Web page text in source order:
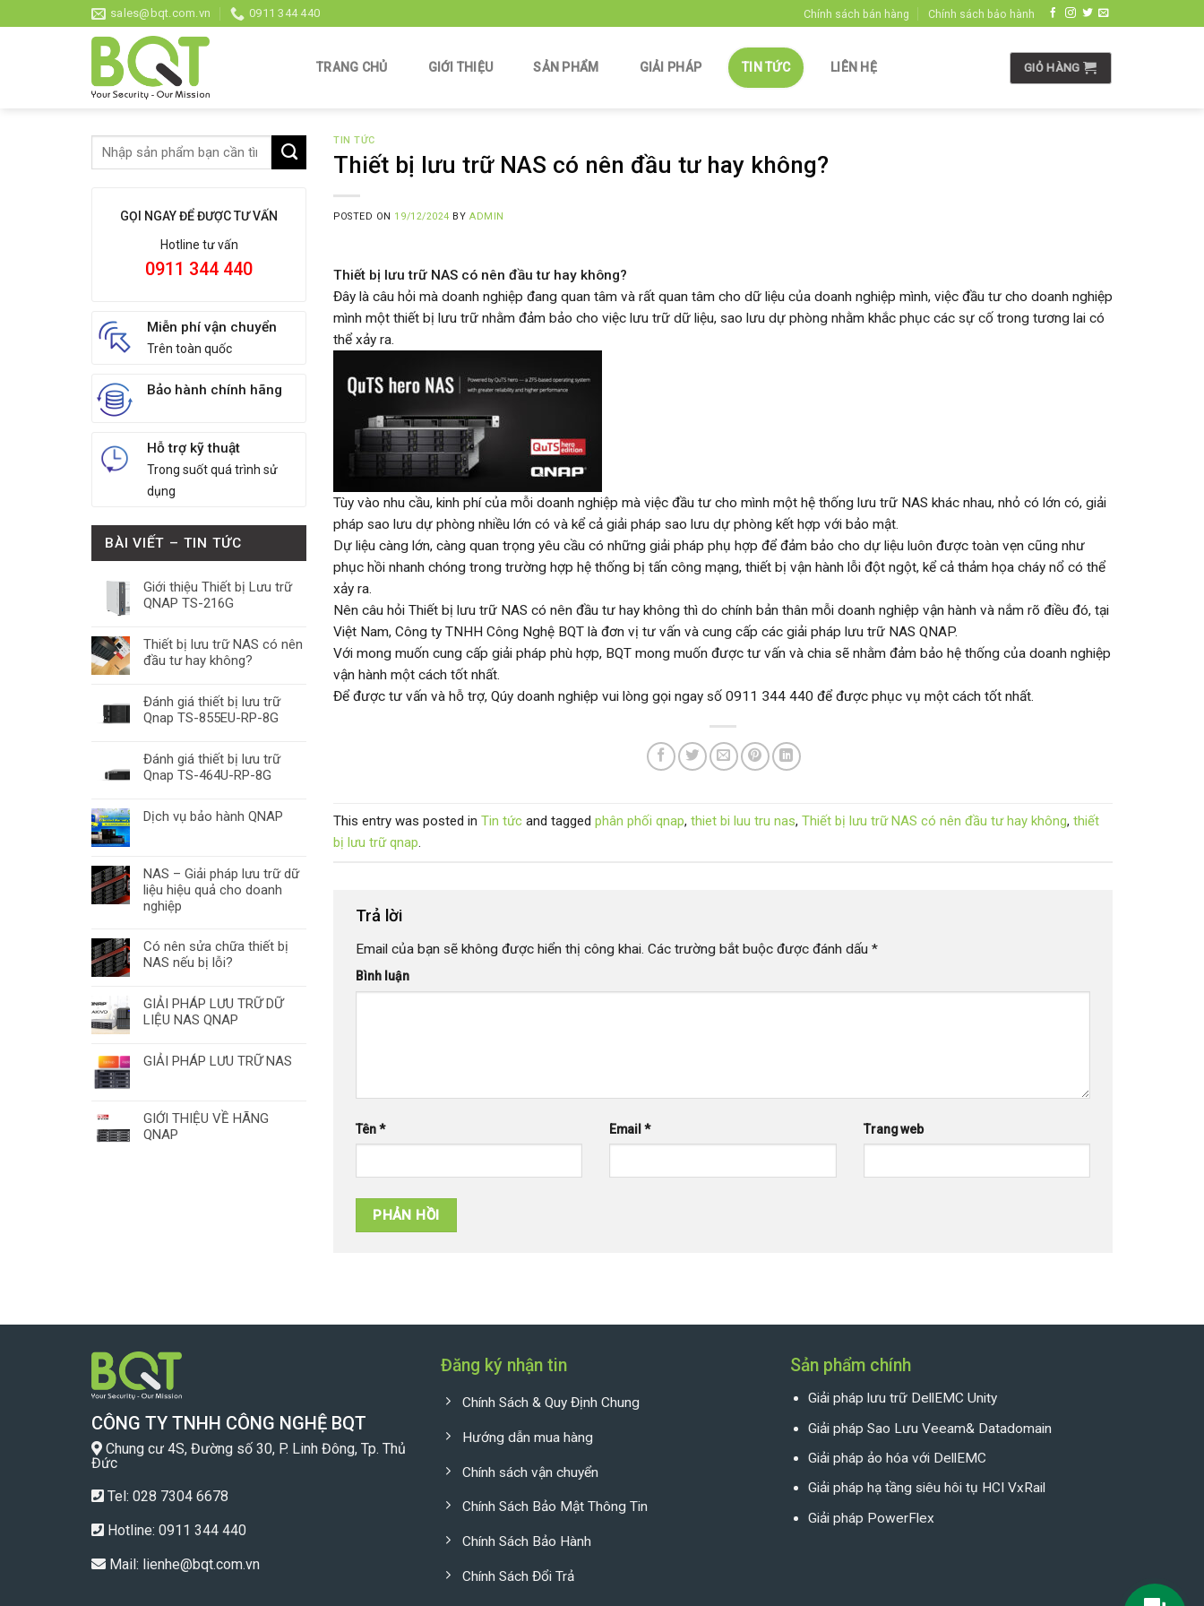
to
sales@bqt.com.vn 0911 344 440 Chính sách bán hàng Chính sách bảo hành
TRANG CHỦ GIỚI THIỆU SẢN PHẨM GIẢI PHÁP TIN TỨC LIÊN HỆ GIỎ HÀNG
GỌI NGAY ĐỂ ĐƯỢC TƯ VẤN
Hotline tư vấn
0911 344 440
Miễn phí vận chuyển
Trên toàn quốc
Bảo hành chính hãng
Hỗ trợ kỹ thuật
Trong suốt quá trình sử
dụng
BÀI VIẾT – TIN TỨC
Giới thiệu Thiết bị Lưu trữ
QNAP TS-216G
Thiết bị lưu trữ NAS có nên
đầu tư hay không?
Đánh giá thiết bị lưu trữ
Qnap TS-855EU-RP-8G
Đánh giá thiết bị lưu trữ
Qnap TS-464U-RP-8G
Dịch vụ bảo hành QNAP
NAS – Giải pháp lưu trữ dữ
liệu hiệu quả cho doanh
nghiệp
Có nên sửa chữa thiết bị
NAS nếu bị lỗi?
GIẢI PHÁP LƯU TRỮ DỮ
LIỆU NAS QNAP
GIẢI PHÁP LƯU TRỮ NAS
GIỚI THIỆU VỀ HÃNG
QNAP
TIN TỨC
Thiết bị lưu trữ NAS có nên đầu tư hay không?
POSTED ON 19/12/2024 BYADMIN
Thiết bị lưu trữ NAS có nên đầu tư hay không?
Đây là câu hỏi mà doanh nghiệp đang quan tâm và rất quan tâm cho dữ liệu của doanh nghiệp mình, việc đầu tư cho doanh nghiệp
mình một thiết bị lưu trữ nhằm đảm bảo cho việc lưu trữ dữ liệu, sao lưu dự phòng nhằm khắc phục các sự cố trong tương lai có
thể xảy ra.
Tùy vào nhu cầu, kinh phí của mỗi doanh nghiệp mà việc đầu tư cho mình một hệ thống lưu trữ NAS khác nhau, nhỏ có lớn có, giải
pháp sao lưu dự phòng nhiều lớn có và kể cả giải pháp sao lưu dự phòng kết hợp với bảo mật.
Dự liệu càng lớn, càng quan trọng yêu cầu có những giải pháp phụ hợp để đảm bảo cho dự liệu luôn được toàn vẹn cũng như
phục hồi nhanh chóng trong trường hợp hệ thống bị tấn công mạng, thiết bị vận hành lỗi đột ngột, kể cả thảm họa cháy nổ có thể
xảy ra.
Nên câu hỏi Thiết bị lưu trữ NAS có nên đầu tư hay không thì do chính bản thân mỗi doanh nghiệp vận hành và nắm rõ điều đó, tại
Việt Nam, Công ty TNHH Công Nghệ BQT là đơn vị tư vấn và cung cấp các giải pháp lưu trữ NAS QNAP.
Với mong muốn cung cấp giải pháp phù hợp, BQT mong muốn được tư vấn và chia sẽ nhằm đảm bảo hệ thống của doanh nghiệp
vận hành một cách tốt nhất.
Để được tư vấn và hỗ trợ, Qúy doanh nghiệp vui lòng gọi ngay số 0911 344 440 để được phục vụ một cách tốt nhất.
This entry was posted in Tin tức and tagged phân phối qnap, thiet bi luu tru nas, Thiết bị lưu trữ NAS có nên đầu tư hay không, thiết
bị lưu trữ qnap.
Trả lời
Email của bạn sẽ không được hiển thị công khai. Các trường bắt buộc được đánh dấu *
Bình luận
Tên* Email* Trang web
CÔNG TY TNHH CÔNG NGHỆ BQT
Chung cư 4S, Đường số 30, P. Linh Đông, Tp. Thủ
Đức
Tel: 028 7304 6678
Hotline: 0911 344 440
Mail: lienhe@bqt.com.vn
Đăng ký nhận tin
Chính Sách & Quy Định Chung
Hướng dẫn mua hàng
Chính sách vận chuyển
Chính Sách Bảo Mật Thông Tin
Chính Sách Bảo Hành
Chính Sách Đổi Trả
Sản phẩm chính
Giải pháp lưu trữ DellEMC Unity
Giải pháp Sao Lưu Veeam& Datadomain
Giải pháp ảo hóa với DellEMC
Giải pháp hạ tầng siêu hôi tụ HCI VxRail
Giải pháp PowerFlex